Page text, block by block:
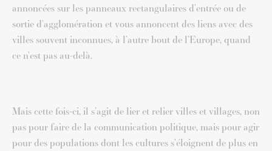
annoncées sur les panneaux rectangulaires d’entrée ou de
sortie d’agglomération et vous annoncent des liens avec des
villes souvent inconnues, à l’autre bout de l’Europe, quand
ce n’est pas au-delà.
Mais cette fois-ci, il s’agit de lier et relier villes et villages, non
pas pour faire de la communication politique, mais pour agir
pour des populations dont les cultures s’éloignent de plus en